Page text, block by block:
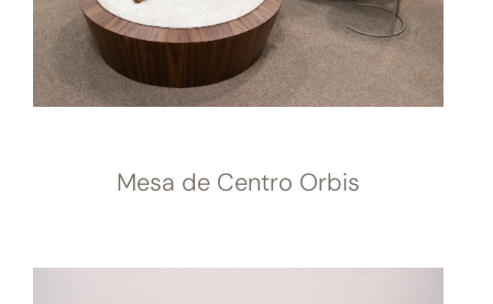
Mesa de Centro Orbis